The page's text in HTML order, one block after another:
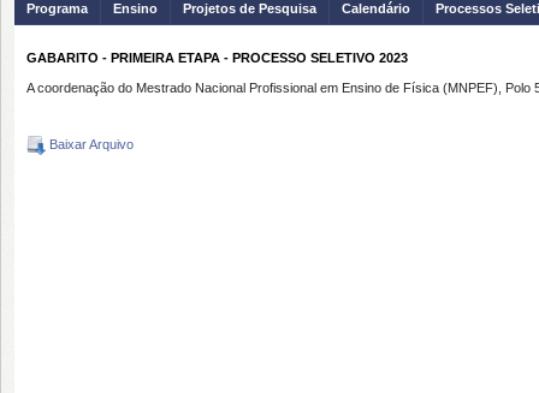
Programa Ensino Projetos de Pesquisa Calendário Processos
GABARITO - PRIMEIRA ETAPA - PROCESSO SELETIVO 2023
A coordenação do Mestrado Nacional Profissional em Ensino de Física (MNPEF),
Baixar Arquivo